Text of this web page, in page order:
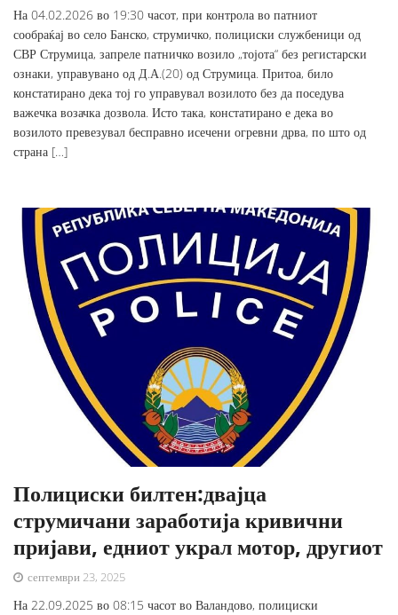
На 04.02.2026 во 19:30 часот, при контрола во патниот
сообраќај во село Банско, струмичко, полициски службеници од
СВР Струмица, запреле патничко возило „тојота“ без регистарски
ознаки, управувано од Д.А.(20) од Струмица. Притоа, било
констатирано дека тој го управувал возилото без да поседува
важечка возачка дозвола. Исто така, констатирано е дека во
возилото превезувал бесправно исечени огревни дрва, по што од
страна […]
Полициски билтен:двајца
струмичани заработија кривични
пријави, едниот украл мотор, другиот
септември 23, 2025
На 22.09.2025 во 08:15 часот во Валандово, полициски